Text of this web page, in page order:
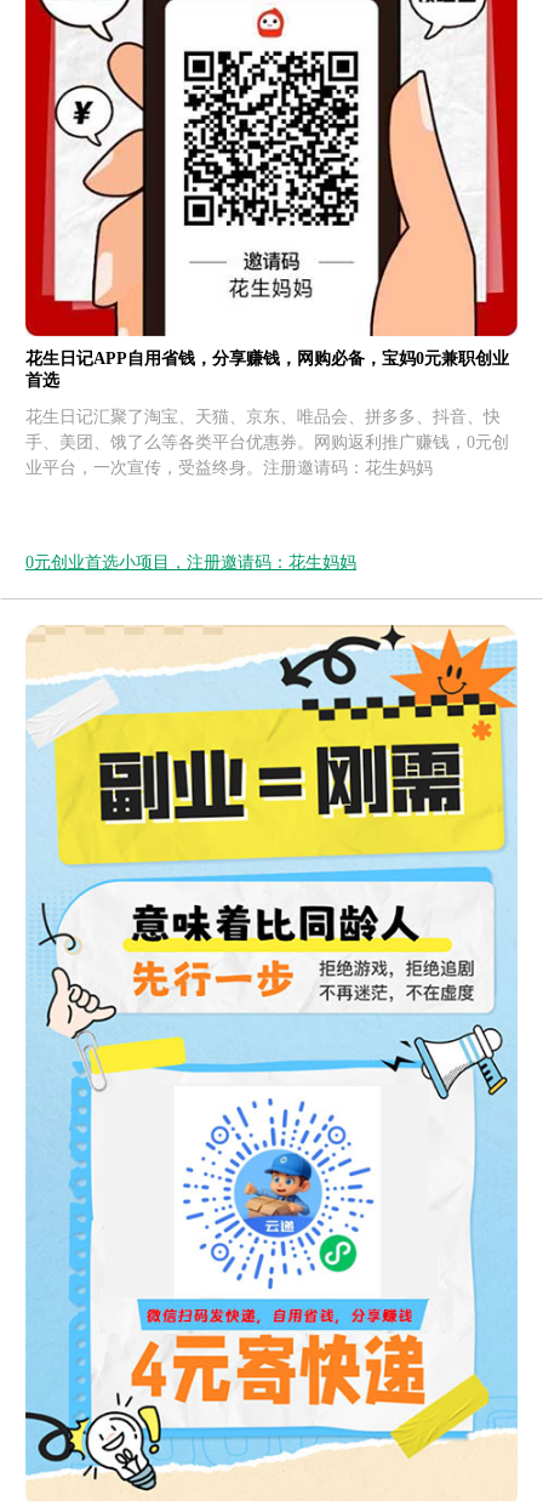
花生日记APP自用省钱，分享赚钱，网购必备，宝妈0元兼职创业
首选
花生日记汇聚了淘宝、天猫、京东、唯品会、拼多多、抖音、快
手、美团、饿了么等各类平台优惠券。网购返利推广赚钱，0元创
业平台，一次宣传，受益终身。注册邀请码：花生妈妈
0元创业首选小项目，注册邀请码：花生妈妈